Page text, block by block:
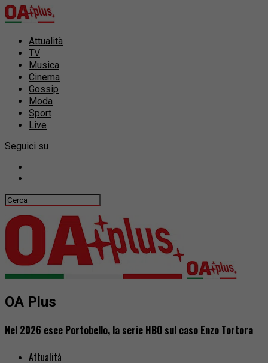
Attualità
TV
Musica
Cinema
Gossip
Moda
Sport
Live
Seguici su
OA Plus
Nel 2026 esce Portobello, la serie HBO sul caso Enzo Tortora
Attualità